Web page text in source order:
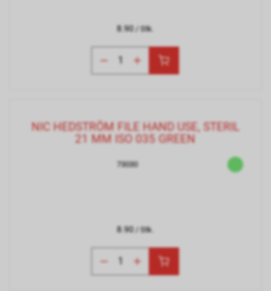
8.90/ Stk.
NIC HEDSTRÖM FILE HAND USE, STERIL
21 MM ISO 035 GREEN
73030
8.90/ Stk.